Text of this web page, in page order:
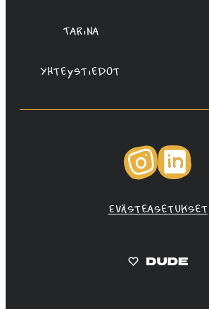
Tarina
Yhteystiedot
Instagram
Evästeasetukset